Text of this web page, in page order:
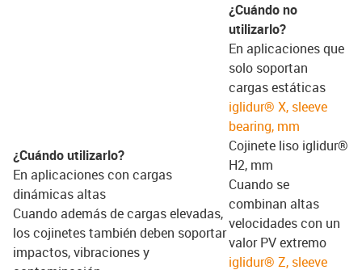
¿Cuándo utilizarlo?
En aplicaciones con cargas
dinámicas altas
Cuando además de cargas elevadas,
los cojinetes también deben soportar
impactos, vibraciones y
¿Cuándo no
utilizarlo?
En aplicaciones que
solo soportan
cargas estáticas
iglidur® X, sleeve
bearing, mm
Cojinete liso iglidur®
H2, mm
Cuando se
combinan altas
velocidades con un
valor PV extremo
iglidur® Z, sleeve